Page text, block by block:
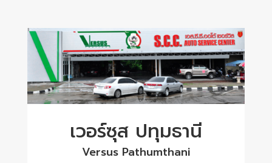
เวอร์ซุส ปทุมธานี
Versus Pathumthani